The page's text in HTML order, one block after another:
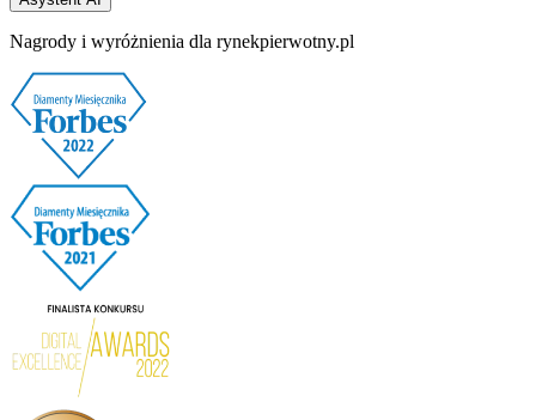
Nagrody i wyróżnienia dla rynekpierwotny.pl